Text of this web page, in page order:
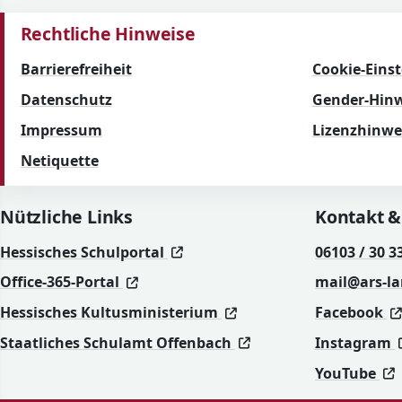
Rechtliche Hinweise
Barrierefreiheit
Cookie-
Datenschutz
Gender-
Impressum
Netiquette
Nützliche Links
Hessisches Schulportal (öffnet in neuem Fenster)
(öffnet in neuem Fenster)
Office-365-Portal
(öffnet in neuem Fenster)
(öffnet in neuem Fenster)
Hessisches Kultusministerium
(öffnet in neuem
(öffnet in neuem
Staatliches Schulamt Offenbach
(öffnet in neuem
(öffnet in neuem
Kontakt
06103 / 30
mail@ars-
Facebook
Instagram
YouTube